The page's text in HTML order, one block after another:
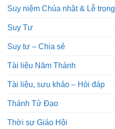
Suy niệm Chúa nhật & Lễ trọng
Suy Tư
Suy tư – Chia sẻ
Tài liệu Năm Thánh
Tài liệu, sưu khảo – Hỏi đáp
Thánh Tử Đạo
Thời sự Giáo Hội